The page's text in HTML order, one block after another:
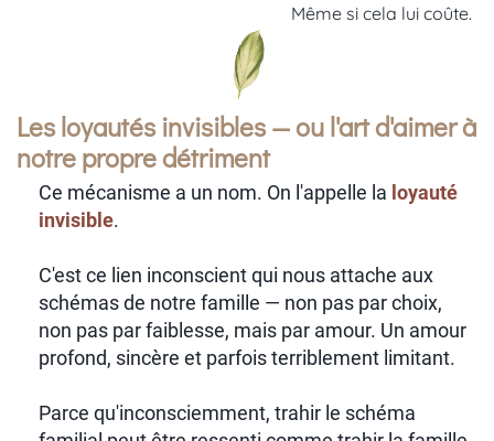
Même si cela lui coûte.
Les loyautés invisibles — ou l'art d'aimer à
notre propre détriment
Ce mécanisme a un nom. On l'appelle la loyauté
invisible.
C'est ce lien inconscient qui nous attache aux
schémas de notre famille — non pas par choix,
non pas par faiblesse, mais par amour. Un amour
profond, sincère et parfois terriblement limitant.
Parce qu'inconsciemment, trahir le schéma